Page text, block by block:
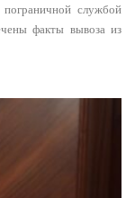
службой
факты вывоза из